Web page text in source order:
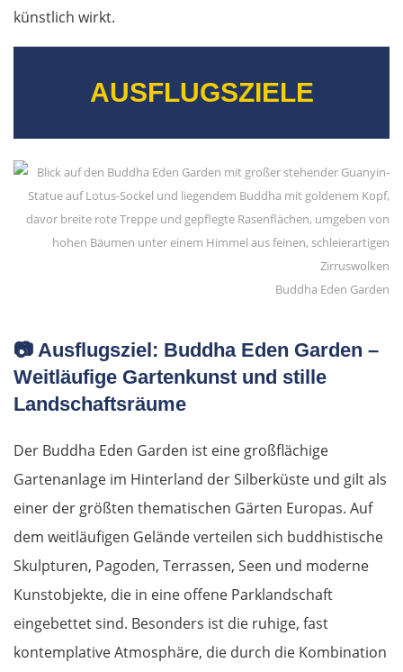
künstlich wirkt.
AUSFLUGSZIELE
Buddha Eden Garden
📷 Ausflugsziel: Buddha Eden Garden –
Weitläufige Gartenkunst und stille
Landschaftsräume
Der Buddha Eden Garden ist eine großflächige
Gartenanlage im Hinterland der Silberküste und gilt als
einer der größten thematischen Gärten Europas. Auf
dem weitläufigen Gelände verteilen sich buddhistische
Skulpturen, Pagoden, Terrassen, Seen und moderne
Kunstobjekte, die in eine offene Parklandschaft
eingebettet sind. Besonders ist die ruhige, fast
kontemplative Atmosphäre, die durch die Kombination
Polykastro
Blagoewgrad
Sofia
Rumänien West
Craiova
Târgu Jiu
Petroșani
Lugosch
Timișoara